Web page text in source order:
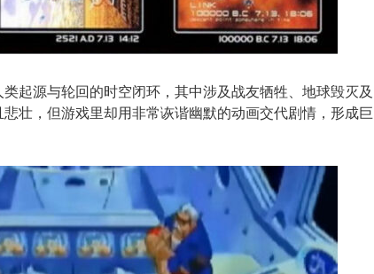
类起源与轮回的时空闭环，其中涉及战友牺牲、地球毁灭及
壮，但游戏里却用非常诙谐幽默的动画交代剧情，形成巨